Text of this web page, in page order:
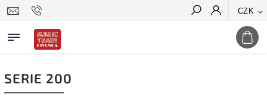
CZK
Hledat
SERIE 200